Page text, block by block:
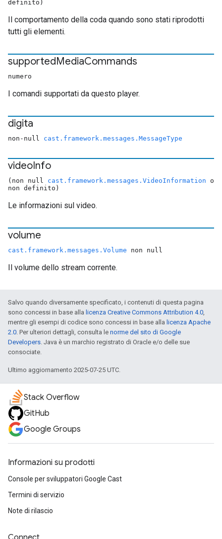
definito)
Il comportamento della coda quando sono stati riprodotti
tutti gli elementi.
supportedMediaCommands
numero
I comandi supportati da questo player.
digita
non-null cast.framework.messages.MessageType
videoInfo
(non null cast.framework.messages.VideoInformation o
non definito)
Le informazioni sul video.
volume
cast.framework.messages.Volume non null
Il volume dello stream corrente.
Salvo quando diversamente specificato, i contenuti di questa pagina
sono concessi in base alla licenza Creative Commons Attribution 4.0,
mentre gli esempi di codice sono concessi in base alla licenza Apache
2.0. Per ulteriori dettagli, consulta le norme del sito di Google
Developers. Java è un marchio registrato di Oracle e/o delle sue
consociate.
Ultimo aggiornamento 2025-07-25 UTC.
Stack Overflow
GitHub
Google Groups
Informazioni su prodotti
Console per sviluppatori Google Cast
Termini di servizio
Note di rilascio